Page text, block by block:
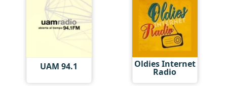
UAM 94.1 Oldies Internet
Radio